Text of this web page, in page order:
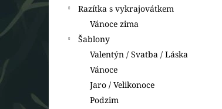
Razítka s vykrajovátkem
Vánoce zima
Šablony
Valentýn / Svatba / Láska
Vánoce
Jaro / Velikonoce
Podzim